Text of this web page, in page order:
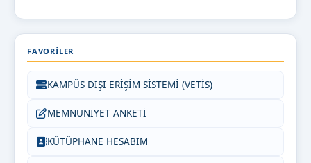
FAVORILER
KAMPÜS DIŞI ERİŞİM SİSTEMİ (VETİS)
MEMNUNİYET ANKETİ
KÜTÜPHANE HESABIM